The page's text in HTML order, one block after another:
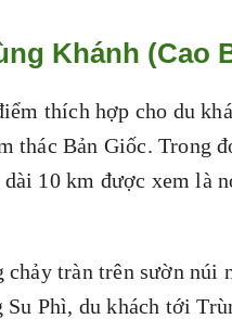
Khánh (Cao
thích hợp cho du
thác Bản Giốc. Trong
10 km được xem là
chảy tràn trên sườn núi
Phì, du khách tới